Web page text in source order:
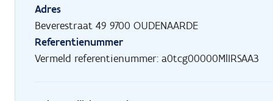
Adres
Beverestraat 49 9700 OUDENAARDE
Referentienummer
Vermeld referentienummer: a0tcg00000MlIRSAA3